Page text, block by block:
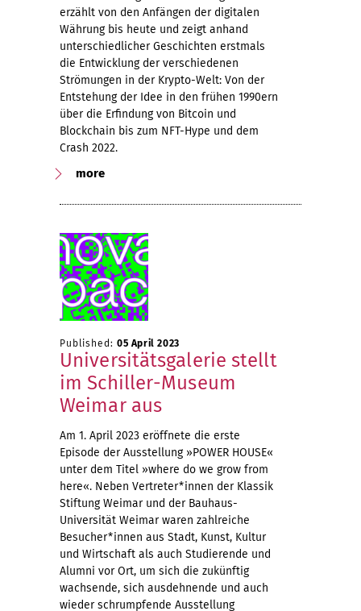
erzählt von den Anfängen der digitalen
Währung bis heute und zeigt anhand
unterschiedlicher Geschichten erstmals
die Entwicklung der verschiedenen
Strömungen in der Krypto-Welt: Von der
Entstehung der Idee in den frühen 1990ern
über die Erfindung von Bitcoin und
Blockchain bis zum NFT-Hype und dem
Crash 2022.
more
Published: 05 April 2023
Universitätsgalerie stellt
im Schiller-Museum
Weimar aus
Am 1. April 2023 eröffnete die erste
Episode der Ausstellung »POWER HOUSE«
unter dem Titel »where do we grow from
here«. Neben Vertreter*innen der Klassik
Stiftung Weimar und der Bauhaus-
Universität Weimar waren zahlreiche
Besucher*innen aus Stadt, Kunst, Kultur
und Wirtschaft als auch Studierende und
Alumni vor Ort, um sich die zukünftig
wachsende, sich ausdehnende und auch
wieder schrumpfende Ausstellung